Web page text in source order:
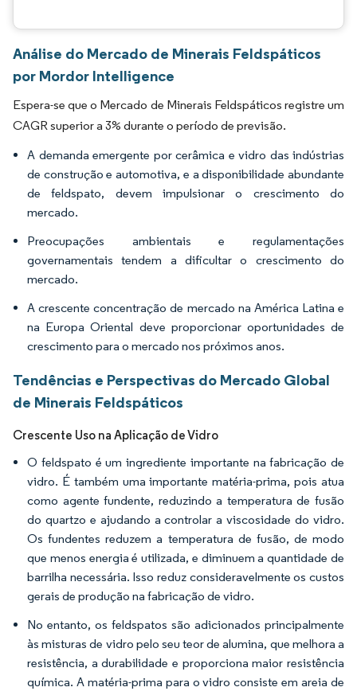
Análise do Mercado de Minerais Feldspáticos
por Mordor Intelligence
Espera-se que o Mercado de Minerais Feldspáticos registre um
CAGR superior a 3% durante o período de previsão.
A demanda emergente por cerâmica e vidro das indústrias
de construção e automotiva, e a disponibilidade abundante
de feldspato, devem impulsionar o crescimento do
mercado.
Preocupações ambientais e regulamentações
governamentais tendem a dificultar o crescimento do
mercado.
A crescente concentração de mercado na América Latina e
na Europa Oriental deve proporcionar oportunidades de
crescimento para o mercado nos próximos anos.
Tendências e Perspectivas do Mercado Global
de Minerais Feldspáticos
Crescente Uso na Aplicação de Vidro
O feldspato é um ingrediente importante na fabricação de
vidro. É também uma importante matéria-prima, pois atua
como agente fundente, reduzindo a temperatura de fusão
do quartzo e ajudando a controlar a viscosidade do vidro.
Os fundentes reduzem a temperatura de fusão, de modo
que menos energia é utilizada, e diminuem a quantidade de
barrilha necessária. Isso reduz consideravelmente os custos
gerais de produção na fabricação de vidro.
No entanto, os feldspatos são adicionados principalmente
às misturas de vidro pelo seu teor de alumina, que melhora a
resistência, a durabilidade e proporciona maior resistência
química. A matéria-prima para o vidro consiste em areia de